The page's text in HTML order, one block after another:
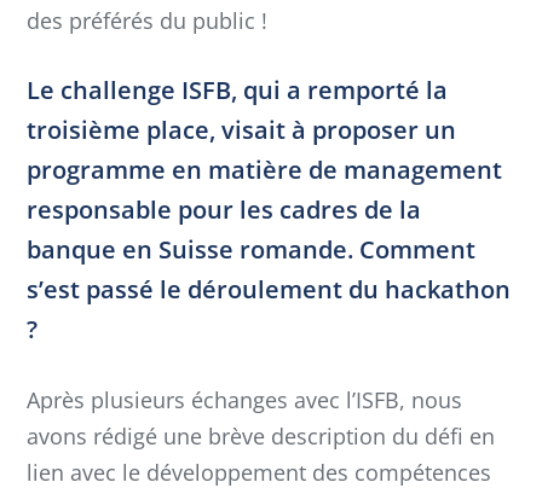
des préférés du public !
Le challenge ISFB, qui a remporté la
troisième place, visait à proposer un
programme en matière de management
responsable pour les cadres de la
banque en Suisse romande. Comment
s’est passé le déroulement du hackathon
?
Après plusieurs échanges avec l’ISFB, nous
avons rédigé une brève description du défi en
lien avec le développement des compétences